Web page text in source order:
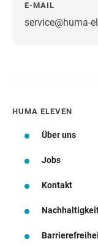
E-MAIL
service@huma-
HUMA ELEVEN
Über uns
Jobs
Kontakt